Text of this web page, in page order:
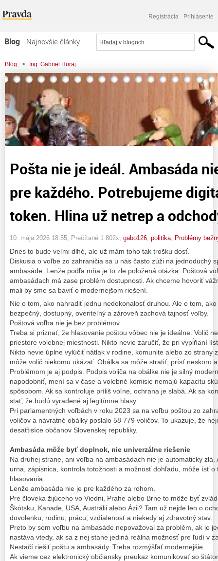
Registrácia Prihlásenie
Blog
Najnovšie články
Najčítanejšie články
Najkomentovanejšie články
Zoznam blogov
Komerčné blogy
Blog > Ing. Gabriel Huraj
> Pošta nie je ideál. Ambasáda nie je riešenie pre každého. Potrebujeme
digitálny volebný token.
Pošta nie je ideál. Ambasáda
pre každého. Potrebujeme
token. Hlina už netrep a
10. mája 2026 18:55 , Prečítané 1 802x, gabo126 politika Problémy
Dnes to bude veľmi dlhé, ale už mám toho tak trošku dosť.
Diskusia o voľbe zo zahraničia sa u nás často zúži na jednoduchý
ambasáde. Lenže podľa mňa je to zle položená otázka. Poštová
ambasádach má zase problém dostupnosti. Ak chceme hovoriť
mali by sme sa baviť o modernejšom riešení.
Nie o tom, ako nahradiť jednu nedokonalosť druhou. Ale o tom,
bezpečný, dostupný, overiteľný a zároveň zachová tajnosť voľby.
Poštová voľba nie je bez problémov
Treba si priznať, že hlasovanie poštou vôbec nie je ideálne. Volič
priestore volebnej miestnosti. Nikto nevie zaručiť, že pri vypĺňaní
Nikto nevie úplne vylúčiť nátlak v rodine, komunite alebo zo strany
môže volič niekomu ukázať. Obálka sa môže stratiť, prísť neskoro
Problémom je aj podpis. Podpis voliča na obálke nie je silný
napodobniť, mení sa v čase a volebné komisie nemajú kapacitu
spôsobom. Ak sa kontroluje príliš voľne, ochrana je slabá. Ak sa
stať, že budú vyradené aj legitímne hlasy.
Pri parlamentných voľbách v roku 2023 sa na voľbu poštou zo
voličov a návratné obálky poslalo 58 779 voličov. To ukazuje, že
desaťtisíce občanov Slovenskej republiky.
Ambasáda môže byť doplnok, nie univerzálne riešenie
Na druhej strane, ani voľba na ambasádach nie je automaticky zlá.
urna, zápisnica, kontrola totožnosti a možnosť dohľadu, môže ísť o
hlasovania.
Lenže ambasáda nie je pre každého za rohom.
Pre človeka žijúceho vo Viedni, Prahe alebo Brne to môže byť
Škótsku, Kanade, USA, Austrálii alebo Ázii? Tam už nejde len o
dovolenku, rodinu, prácu, vzdialenosť a niekedy aj zdravotný stav.
Preto by som voľbu na ambasáde nepovažoval za problém, ak je
nastáva vtedy, ak sa z nej stane jediná reálna možnosť pre ľudí v
Nestačí riešiť poštu a ambasády. Treba rozmýšľať modernejšie.
Ak vieme cez elektronický občiansky preukaz komunikovať so